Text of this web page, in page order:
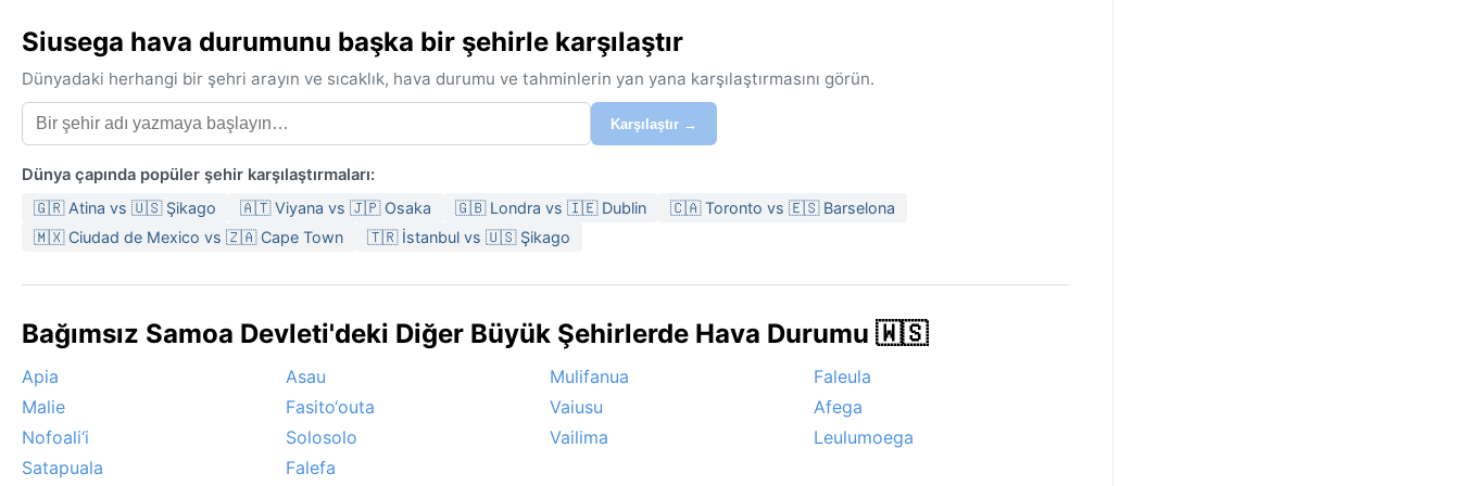
Siusega hava durumunu başka bir şehirle karşılaştır
Dünyadaki herhangi bir şehri arayın ve sıcaklık, hava durumu ve tahminlerin yan yana karşılaştırmasını görün.
Karşılaştır →
Dünya çapında popüler şehir karşılaştırmaları:
🇬🇷 Atina vs 🇺🇸 Şikago 🇦🇹 Viyana vs 🇯🇵 Osaka 🇬🇧 Londra vs 🇮🇪 Dublin
🇨🇦 Toronto vs 🇪🇸 Barselona
🇲🇽 Ciudad de Mexico vs 🇿🇦 Cape Town
🇹🇷 İstanbul vs 🇺🇸 Şikago
Bağımsız Samoa Devleti'deki Diğer Büyük Şehirlerde Hava Durumu 🇼🇸
Apia Asau Mulifanua
Faleula
Malie
Fasito‘outa Vaiusu
Afega
Nofoali‘i
Solosolo Vailima
Leulumoega
Satapuala
Falefa